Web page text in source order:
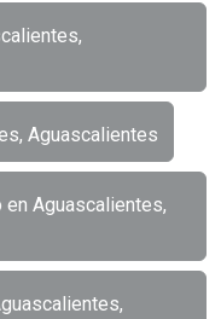
Aguascalientes
Aguascalientes,